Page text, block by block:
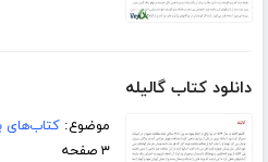
دانلود کتاب گالیله
موضوع:کتاب‌های
۳ صفحه